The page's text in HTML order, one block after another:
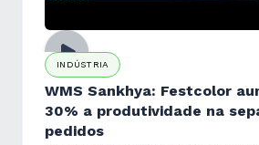
INDÚSTRIA
WMS Sankhya: Festcolor
30% a produtividade na
pedidos